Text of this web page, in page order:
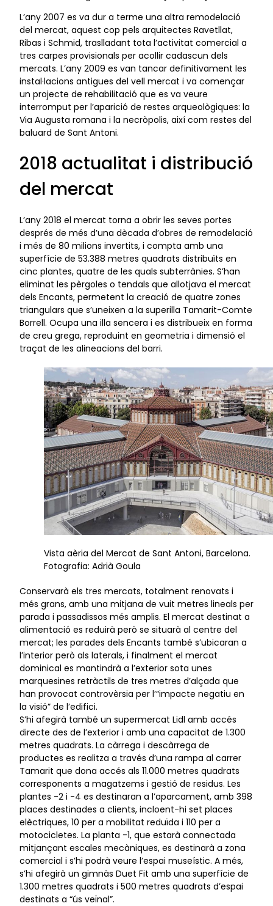
L’any 2007 es va dur a terme una altra remodelació
del mercat, aquest cop pels arquitectes Ravetllat,
Ribas i Schmid, traslladant tota l’activitat comercial a
tres carpes provisionals per acollir cadascun dels
mercats. L’any 2009 es van tancar definitivament les
instal·lacions antigues del vell mercat i va començar
un projecte de rehabilitació que es va veure
interromput per l’aparició de restes arqueològiques: la
Via Augusta romana i la necròpolis, així com restes del
baluard de Sant Antoni.
2018 actualitat i distribució
del mercat
L’any 2018 el mercat torna a obrir les seves portes
després de més d’una dècada d’obres de remodelació
i més de 80 milions invertits, i compta amb una
superfície de 53.388 metres quadrats distribuïts en
cinc plantes, quatre de les quals subterrànies. S’han
eliminat les pèrgoles o tendals que allotjava el mercat
dels Encants, permetent la creació de quatre zones
triangulars que s’uneixen a la superilla Tamarit-Comte
Borrell. Ocupa una illa sencera i es distribueix en forma
de creu grega, reproduint en geometria i dimensió el
traçat de les alineacions del barri.
Vista aèria del Mercat de Sant Antoni, Barcelona.
Fotografia: Adrià Goula
Conservarà els tres mercats, totalment renovats i
més grans, amb una mitjana de vuit metres lineals per
parada i passadissos més amplis. El mercat destinat a
alimentació es reduirà però se situarà al centre del
mercat; les parades dels Encants també s’ubicaran a
l’interior però als laterals, i finalment el mercat
dominical es mantindrà a l’exterior sota unes
marquesines retràctils de tres metres d’alçada que
han provocat controvèrsia per l’“impacte negatiu en
la visió” de l’edifici.
S’hi afegirà també un supermercat Lidl amb accés
directe des de l’exterior i amb una capacitat de 1.300
metres quadrats. La càrrega i descàrrega de
productes es realitza a través d’una rampa al carrer
Tamarit que dona accés als 11.000 metres quadrats
corresponents a magatzems i gestió de residus. Les
plantes -2 i -4 es destinaran a l’aparcament, amb 398
places destinades a clients, incloent-hi set places
elèctriques, 10 per a mobilitat reduïda i 110 per a
motocicletes. La planta -1, que estarà connectada
mitjançant escales mecàniques, es destinarà a zona
comercial i s’hi podrà veure l’espai museístic. A més,
s’hi afegirà un gimnàs Duet Fit amb una superfície de
1.300 metres quadrats i 500 metres quadrats d’espai
destinats a “ús veïnal”.